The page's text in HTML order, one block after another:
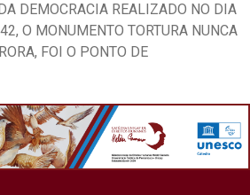
DEMOCRACIA REALIZADO NO DIA
O MONUMENTO TORTURA NUNCA
FOI O PONTO DE